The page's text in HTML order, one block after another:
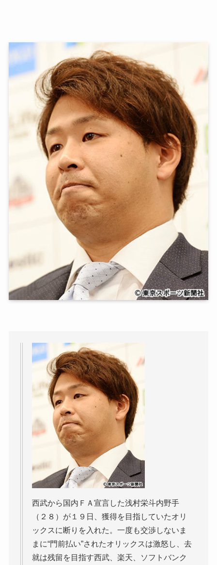
西武から国内ＦＡ宣言した浅村栄斗内野手
（２８）が１９日、獲得を目指していたオリ
ックスに断りを入れた。一度も交渉しないま
まに“門前払い”されたオリックスは激怒し、去
就は残留を目指す西武、楽天、ソフトバンク